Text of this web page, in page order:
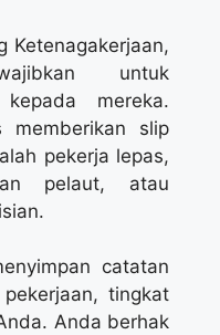
Ketenagakerjaan,
untuk
mereka.
memberikan slip
pekerja lepas,
pelaut, atau
catatan
tingkat
Anda berhak